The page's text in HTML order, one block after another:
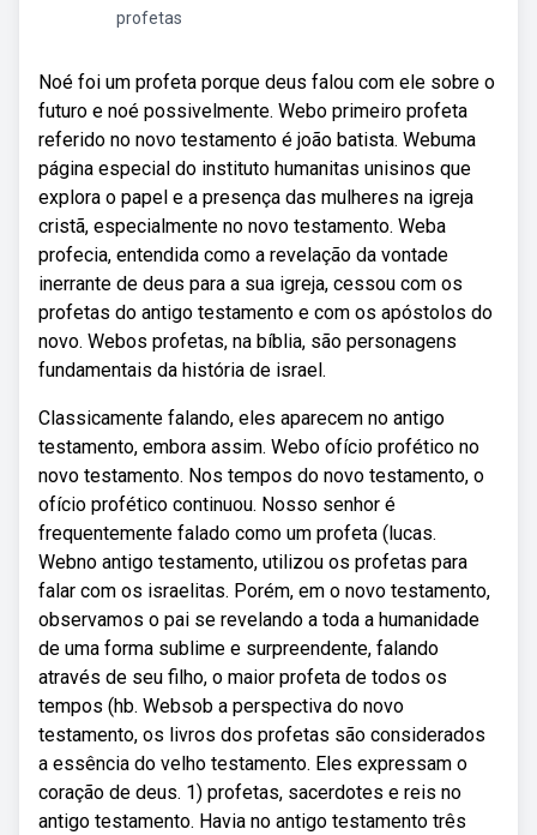
profetas
Noé foi um profeta porque deus falou com ele sobre o
futuro e noé possivelmente. Webo primeiro profeta
referido no novo testamento é joão batista. Webuma
página especial do instituto humanitas unisinos que
explora o papel e a presença das mulheres na igreja
cristã, especialmente no novo testamento. Weba
profecia, entendida como a revelação da vontade
inerrante de deus para a sua igreja, cessou com os
profetas do antigo testamento e com os apóstolos do
novo. Webos profetas, na bíblia, são personagens
fundamentais da história de israel.
Classicamente falando, eles aparecem no antigo
testamento, embora assim. Webo ofício profético no
novo testamento. Nos tempos do novo testamento, o
ofício profético continuou. Nosso senhor é
frequentemente falado como um profeta (lucas.
Webno antigo testamento, utilizou os profetas para
falar com os israelitas. Porém, em o novo testamento,
observamos o pai se revelando a toda a humanidade
de uma forma sublime e surpreendente, falando
através de seu filho, o maior profeta de todos os
tempos (hb. Websob a perspectiva do novo
testamento, os livros dos profetas são considerados
a essência do velho testamento. Eles expressam o
coração de deus. 1) profetas, sacerdotes e reis no
antigo testamento. Havia no antigo testamento três